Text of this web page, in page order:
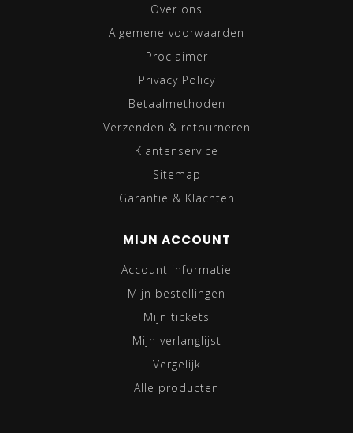
Over ons
Algemene voorwaarden
Proclaimer
Privacy Policy
Betaalmethoden
Verzenden & retourneren
Klantenservice
Sitemap
Garantie & Klachten
MIJN ACCOUNT
Account informatie
Mijn bestellingen
Mijn tickets
Mijn verlanglijst
Vergelijk
Alle producten